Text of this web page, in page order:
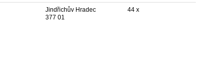
Jindřichův Hradec
377 01
44 x